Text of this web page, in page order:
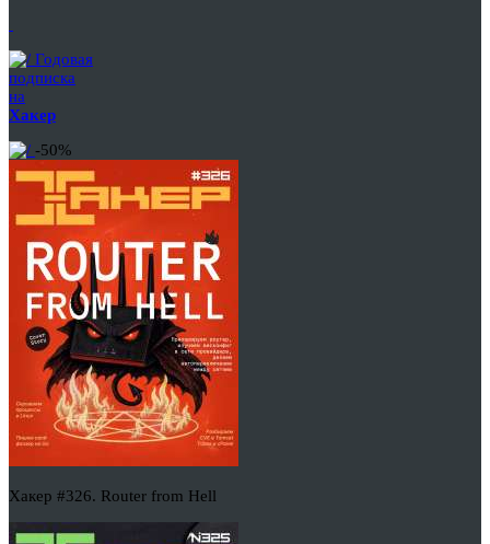
Годовая
подписка
на
Хакер
-50%
Хакер #326. Router from Hell